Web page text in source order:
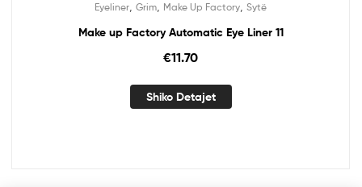
Eyeliner Grim Make Up Factory Sytë
Make up Factory Automatic Eye Liner 11
€11.70
Shiko Detajet